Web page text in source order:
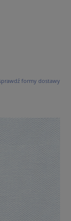
płatnościformy dostawy